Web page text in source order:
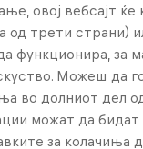
овој вебсајт
од трети страни)
функционира, за
Можеш да
во долниот дел
можат да бидат
за колачиња